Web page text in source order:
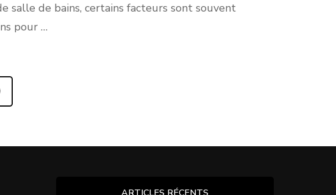
salle de bains, certains facteurs sont souvent
pour …
ARTICLES RÉCENTS